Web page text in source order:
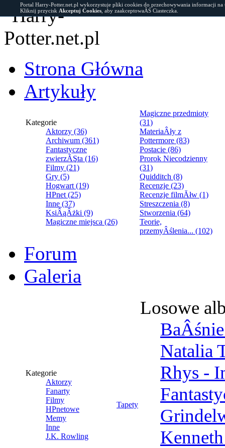
Strona Główna
Artykuły
Kategorie
Aktorzy (36)
Archiwum (361)
Fantastyczne
zwierzĂŞta (16)
Filmy (21)
Gry (5)
Hogwart (19)
HPnet (25)
Inne (37)
KsiÂąÂżki (9)
Magiczne miejsca (26)
Magiczne przedmioty
(31)
MateriaÂły z
Pottermore (83)
Postacie (86)
Prorok Niecodzienny
(31)
Quidditch (8)
Recenzje (23)
Recenzje filmĂłw (1)
Streszczenia (8)
Stworzenia (64)
Teorie,
przemyÂślenia... (102)
Forum
Galeria
Kategorie
Aktorzy
Fanarty
Filmy
HPnetowe
Memy
Inne
J.K. Rowling
Tapety
Losowe
Natalia
Rhys -
Portal Harry-Potter.net.pl wykorzystuje pliki cookies do przechowywania informacji
Kliknij przycisk Akceptuj Cookies , aby zaakceptowaĂŚ Ciasteczka.